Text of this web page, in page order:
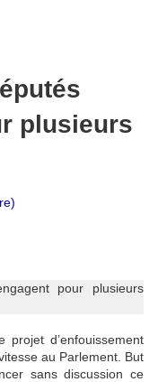
plusieurs
d’enfouissement
au Parlement. But
sans discussion ce